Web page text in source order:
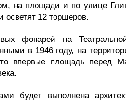
на площади и по улице
осветят 12 торшеров.
фонарей на
в 1946 году, на
впервые площадь перед
будет выполнена